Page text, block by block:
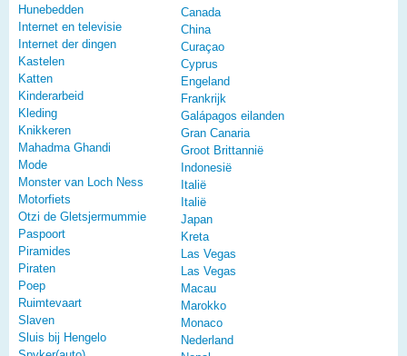
Hunebedden
Internet en televisie
Internet der dingen
Kastelen
Katten
Kinderarbeid
Kleding
Knikkeren
Mahadma Ghandi
Mode
Monster van Loch Ness
Motorfiets
Otzi de Gletsjermummie
Paspoort
Piramides
Piraten
Poep
Ruimtevaart
Slaven
Sluis bij Hengelo
Canada
China
Curaçao
Cyprus
Engeland
Frankrijk
Galápagos eilanden
Gran Canaria
Groot Brittannië
Indonesië
Italië
Italië
Japan
Kreta
Las Vegas
Las Vegas
Macau
Marokko
Monaco
Nederland